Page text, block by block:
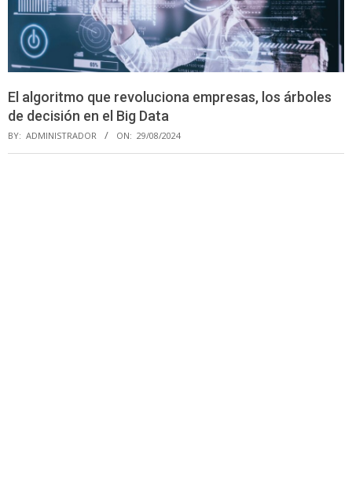
El algoritmo que revoluciona empresas, los árboles
de decisión en el Big Data
BY: ADMINISTRADOR ON: 29/08/2024